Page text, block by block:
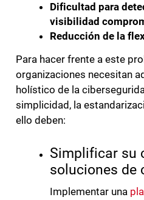
Dificultad para
visibilidad
Reducción de la
Para hacer frente a este
organizaciones necesitan
holístico de la
simplicidad, la
ello deben:
Simplificar su
soluciones de
Implementar una